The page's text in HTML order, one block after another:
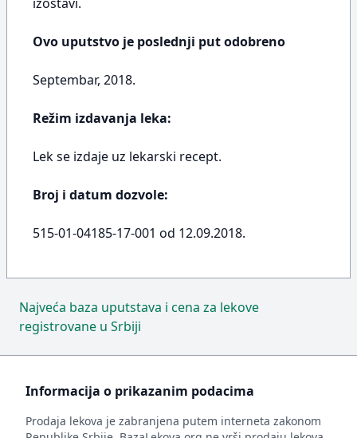
Ovo uputstvo je poslednji put odobreno
Septembar, 2018.
Režim izdavanja leka:
Lek se izdaje uz lekarski recept.
Broj i datum dozvole:
515-01-04185-17-001 od 12.09.2018.
Najveća baza uputstava i cena za lekove
registrovane u Srbiji
Informacija o prikazanim podacima
Prodaja lekova je zabranjena putem interneta zakonom